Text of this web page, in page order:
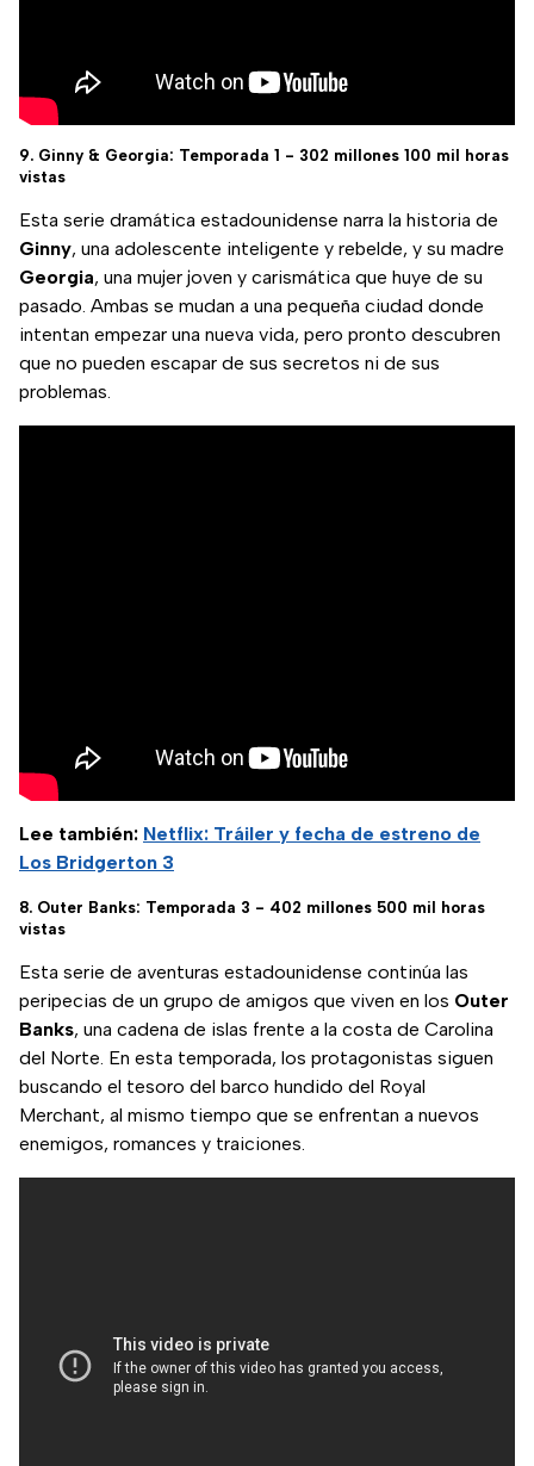
9. Ginny & Georgia: Temporada 1 - 302 millones 100 mil horas
vistas
Esta serie dramática estadounidense narra la historia de
Ginny, una adolescente inteligente y rebelde, y su madre
Georgia, una mujer joven y carismática que huye de su
pasado. Ambas se mudan a una pequeña ciudad donde
intentan empezar una nueva vida, pero pronto descubren
que no pueden escapar de sus secretos ni de sus
problemas.
Lee también: Netflix: Tráiler y fecha de estreno de
Los Bridgerton 3
8. Outer Banks: Temporada 3 - 402 millones 500 mil horas
vistas
Esta serie de aventuras estadounidense continúa las
peripecias de un grupo de amigos que viven en los Outer
Banks, una cadena de islas frente a la costa de Carolina
del Norte. En esta temporada, los protagonistas siguen
buscando el tesoro del barco hundido del Royal
Merchant, al mismo tiempo que se enfrentan a nuevos
enemigos, romances y traiciones.